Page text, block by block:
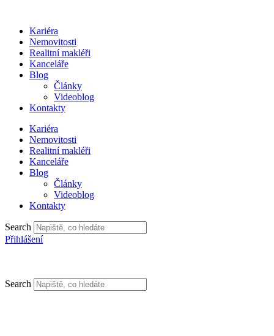
obsahuKariéra
Nemovitosti
Realitní makléři
Kanceláře
Blog
Články
Videoblog
Kontakty
Kariéra
Nemovitosti
Realitní makléři
Kanceláře
Blog
Články
Videoblog
Kontakty
Search
Přihlášení
Search